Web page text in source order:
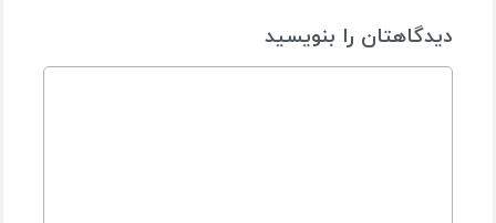
دیدگاهتان را بنویسید